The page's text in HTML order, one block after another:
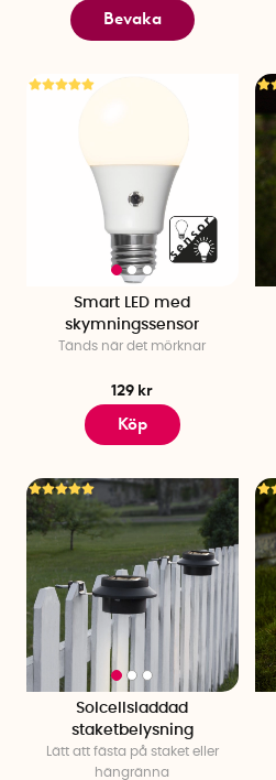
Bevaka
Smart LED med
skymningssensor
Tänds när det mörknar
129 kr
Köp
Solcellsladdad
staketbelysning
Lätt att fästa på staket eller
hängränna